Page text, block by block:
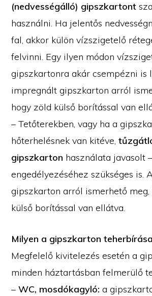
(nedvességálló) gipszkartont
használni. Ha jelentős
fal, akkor külön vízszigetelő
felvinni. Egy ilyen módon
gipszkartonra akár csempézni is
impregnált gipszkarton arról
hogy zöld külső borítással van
– Tetőterekben, vagy ha a
hőterhelésnek van kitéve,
gipszkarton használata javasolt
engedélyezéséhez szükséges is.
gipszkarton arról ismerhető meg,
külső borítással van ellátva.
Milyen a gipszkarton
Megfelelő kivitelezés esetén a
minden háztartásban felmerülő
–WC, mosdókagyló: a